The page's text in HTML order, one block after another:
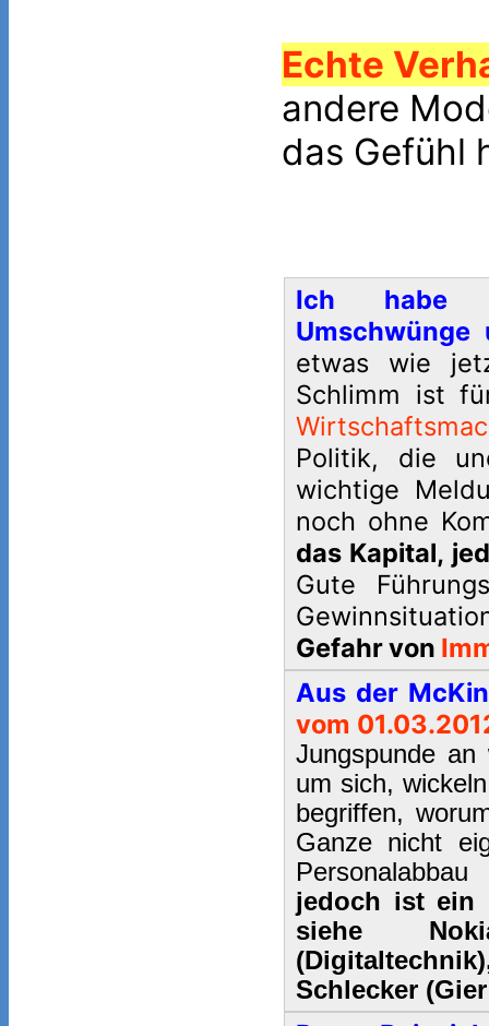
Echte
andere
das Gefühl
Ich habe
Umschwünge
etwas wie
Schlimm ist
Politik, die
wichtige
noch ohne
das Kapital,
Gute
Gefahr von
Aus der
vom
Jungspunde
um sich,
begriffen,
Ganze nicht
jedoch ist ein
siehe
Schlecker